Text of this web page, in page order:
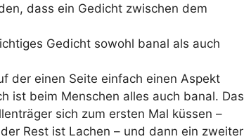
dass ein Gedicht zwischen dem
Gedicht sowohl banal als auch
der einen Seite einfach einen Aspekt
ist beim Menschen alles auch banal. Das
sich zum ersten Mal küssen –
Rest ist Lachen – und dann ein zweiter